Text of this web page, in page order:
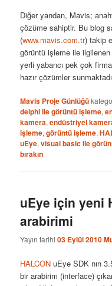
Diğer yandan, Mavis;
çözüme sahiptir. Bu blog
(www.mavis.com.tr) takip
görüntü işleme ile
yerli yabancı pek çok
hazır çözümler
Mavis Proje Günlüğü
delphi ile görüntü işleme,
kamera,endüstriyel
işleme,görüntü işleme,
uEye,visual basic ile
bırakın
uEye için yeni
arabirimi
Yayın tarihi03 Eylül 2010
HALCONuEye SDK nın
bir arabirim (interface)